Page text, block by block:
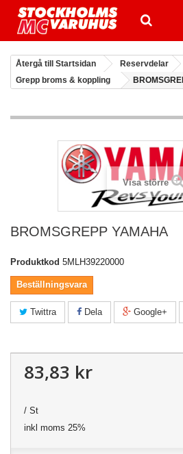
Återgå till Startsidan Reservdelar
Grepp broms & koppling
Visa större
BROMSGREPP YAMAHA
Produktkod 5MLH39220000
Beställningsvara
Twittra Dela Google+
83,83 kr
/ St
inkl moms 25%